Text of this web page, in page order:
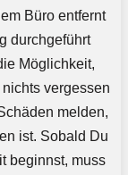
Büro entfernt
durchgeführt
Möglichkeit,
vergessen
melden,
ist. Sobald Du
beginnst, muss